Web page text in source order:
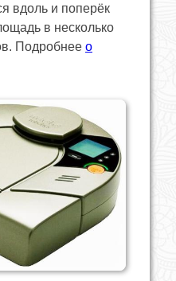
вдоль и поперёк
в несколько
Подробнее о